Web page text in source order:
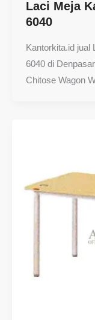
Laci Meja
6040
Kantorkita.id jual
6040 di
Chitose Wagon